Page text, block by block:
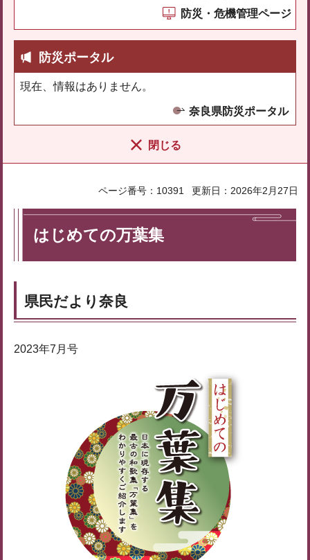
防災・危機管理ページ
防災ポータル
現在、情報はありません。
奈良県防災ポータル
閉じる
ページ番号：10391 更新日：2026年2月27日
はじめての万葉集
県民だより奈良
2023年7月号